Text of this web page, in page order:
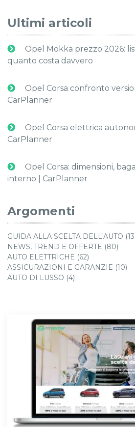
Ultimi articoli
Opel Mokka prezzo 2026:
quanto costa davvero
Opel Corsa confronto
CarPlanner
Opel Corsa elettrica
CarPlanner
Opel Corsa: dimensioni,
interno | CarPlanner
Argomenti
GUIDA ALLA SCELTA DELL'AUTO
NEWS, TREND E OFFERTE (80)
AUTO ELETTRICHE (62)
ASSICURAZIONI E GARANZIE (10)
AUTO DI LUSSO (4)